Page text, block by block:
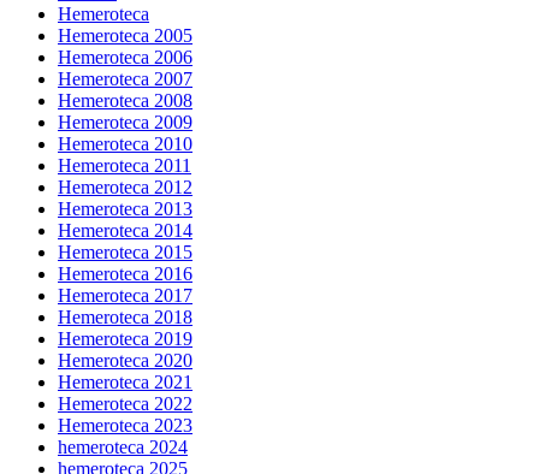
Hemeroteca
Hemeroteca 2005
Hemeroteca 2006
Hemeroteca 2007
Hemeroteca 2008
Hemeroteca 2009
Hemeroteca 2010
Hemeroteca 2011
Hemeroteca 2012
Hemeroteca 2013
Hemeroteca 2014
Hemeroteca 2015
Hemeroteca 2016
Hemeroteca 2017
Hemeroteca 2018
Hemeroteca 2019
Hemeroteca 2020
Hemeroteca 2021
Hemeroteca 2022
Hemeroteca 2023
hemeroteca 2024
hemeroteca 2025